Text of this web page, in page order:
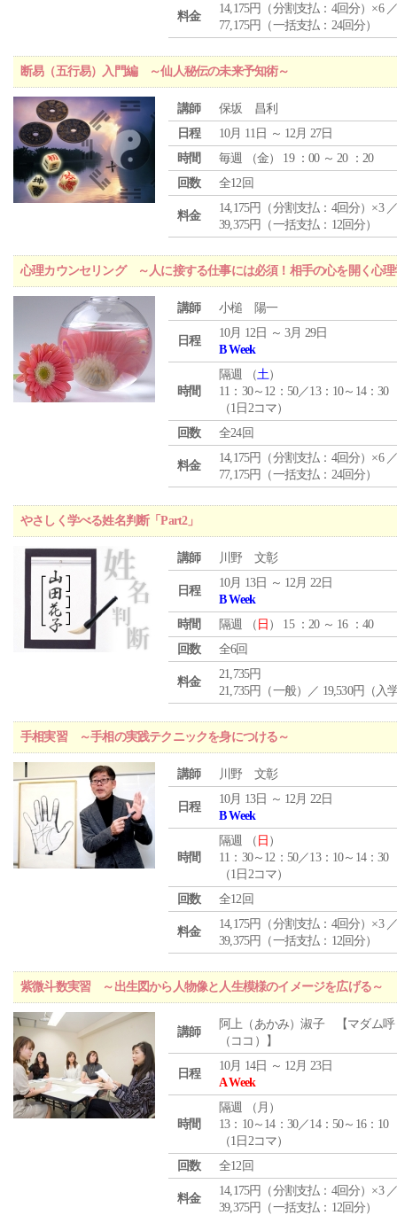
料金
14,175円（分割支払：4回分）×6
77,175円（一括支払：24回分）
断易（五行易）入門編 ～仙人秘伝の未来予知術～
講師
保坂 昌利
日程
10月 11日 ～ 12月 27日
時間
毎週 （金） 19 ：00 ～ 20 ：20
回数
全12回
料金
14,175円（分割支払：4回分）×3
39,375円（一括支払：12回分）
心理カウンセリング ～人に接する仕事には必須！相手の心を開く心理
講師 小槌 陽一
日程
10月 12日 ～ 3月 29日
B Week
時間
隔週 （土）
11：30～12：50／13：10～14：30
（1日2コマ）
回数
全24回
料金
14,175円（分割支払：4回分）×6
77,175円（一括支払：24回分）
やさしく学べる姓名判断「Part2」
講師 川野 文彰
日程
10月 13日 ～ 12月 22日
B Week
時間
隔週 （ 日 ） 15 ：20 ～ 16 ：40
回数
全6回
料金
21,735円
21,735円（一般）／ 19,530円（入
手相実習 ～手相の実践テクニックを身につける～
講師 川野 文彰
日程
10月 13日 ～ 12月 22日
B Week
時間
隔週 （ 日 ）
11：30～12：50／13：10～14：30
（1日2コマ）
回数
全12回
料金
14,175円（分割支払：4回分）×3
39,375円（一括支払：12回分）
紫微斗数実習 ～出生図から人物像と人生模様のイメージを広げる～
講師
阿上（あかみ）淑子 【マダム呼
（ココ）】
日程
10月 14日 ～ 12月 23日
A Week
時間
隔週 （ 月 ）
13：10～14：30／14：50～16：10
（1日2コマ）
回数
全12回
料金
14,175円（分割支払：4回分）×3
39,375円（一括支払：12回分）